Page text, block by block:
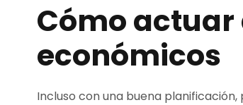
Cómo actuar
económicos
Incluso con una buena